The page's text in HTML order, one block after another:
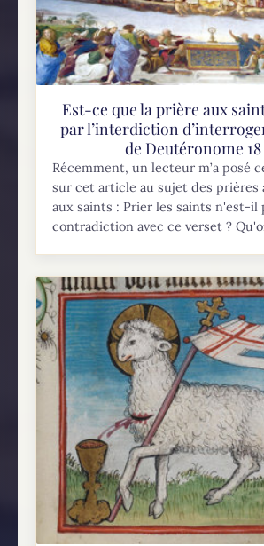
Est-ce que la prière aux
par l’interdiction
de Deutéronome 18
Récemment, un lecteur m’a posé
sur cet article au sujet des prières
aux saints : Prier les saints n'est-il
contradiction avec ce verset ?